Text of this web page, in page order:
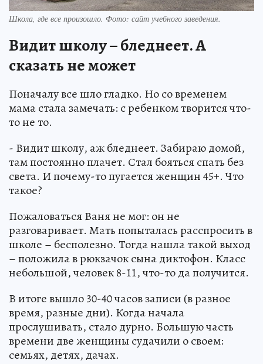
Школа, где все произошло. Фото: сайт учебного заведения.
Видит школу – бледнеет. А
сказать не может
Поначалу все шло гладко. Но со временем
мама стала замечать: с ребенком творится что-
то не то.
- Видит школу, аж бледнеет. Забираю домой,
там постоянно плачет. Стал бояться спать без
света. И почему-то пугается женщин 45+. Что
такое?
Пожаловаться Ваня не мог: он не
разговаривает. Мать попыталась расспросить в
школе – бесполезно. Тогда нашла такой выход
– положила в рюкзачок сына диктофон. Класс
небольшой, человек 8-11, что-то да получится.
В итоге вышло 30-40 часов записи (в разное
время, разные дни). Когда начала
прослушивать, стало дурно. Большую часть
времени две женщины судачили о своем:
семьях, детях, дачах.